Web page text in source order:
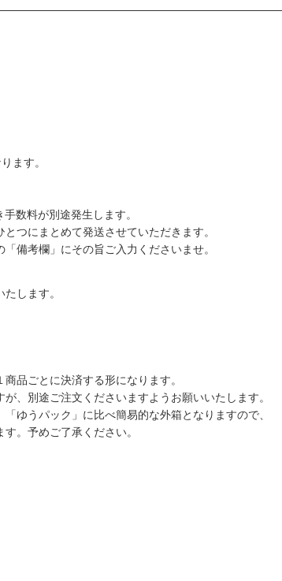
ます。
数料が別途発生します。
つにまとめて発送させていただきます。
備考欄」にその旨ご入力くださいませ。
します。
品ごとに決済する形になります。
、別途ご注文くださいますようお願いいたします。
ゆうパック」に比べ簡易的な外箱となりますので、
。予めご了承ください。